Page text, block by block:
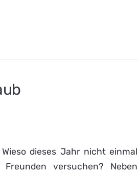
dieses Jahr nicht einmal
versuchen? Neben